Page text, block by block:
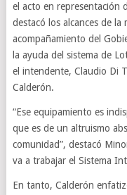
el acto en representación
destacó los alcances de
acompañamiento del
la ayuda del sistema de
el intendente, Claudio Di
Calderón.
“Ese equipamiento es
que es de un altruismo
comunidad”, destacó
va a trabajar el Sistema
En tanto, Calderón